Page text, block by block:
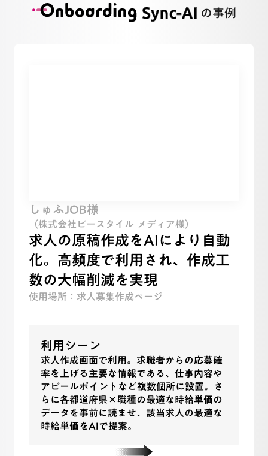
の事例
しゅふJOB様
（株式会社ビースタイル メディア様）
求人の原稿作成をAIにより自動
化。高頻度で利用され、作成工
数の大幅削減を実現
使用場所：求人募集作成ページ
利用シーン
求人作成画面で利用。求職者からの応募確
率を上げる主要な情報である、仕事内容や
アピールポイントなど複数個所に設置。さ
らに各都道府県×職種の最適な時給単価の
データを事前に読ませ、該当求人の最適な
時給単価をAIで提案。